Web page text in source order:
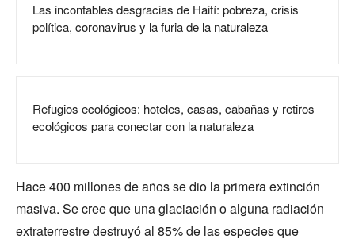
Las incontables desgracias de Haití: pobreza, crisis
política, coronavirus y la furia de la naturaleza
Refugios ecológicos: hoteles, casas, cabañas y retiros
ecológicos para conectar con la naturaleza
Hace 400 millones de años se dio la primera extinción
masiva. Se cree que una glaciación o alguna radiación
extraterrestre destruyó al 85% de las especies que